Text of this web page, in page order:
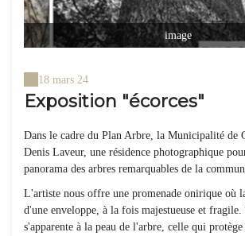
image
18 mars 24
Exposition "écorces"
Dans le cadre du Plan Arbre, la Municipalité de
Denis Laveur, une résidence photographique
panorama des arbres remarquables de la
L'artiste nous offre une promenade onirique où
d'une enveloppe, à la fois majestueuse et fragile.
s'apparente à la peau de l'arbre, celle qui